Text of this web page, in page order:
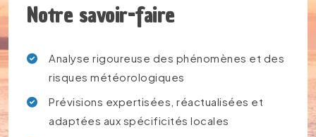
Notre savoir-faire
Analyse rigoureuse des phénomènes et des
risques météorologiques
Prévisions expertisées, réactualisées et
adaptées aux spécificités locales